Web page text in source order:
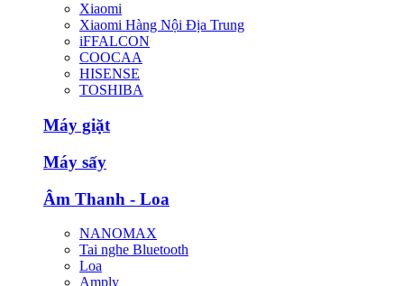
Xiaomi
Xiaomi Hàng Nội Địa Trung
iFFALCON
COOCAA
HISENSE
TOSHIBA
Máy giặt
Máy sấy
Âm Thanh - Loa
NANOMAX
Tai nghe Bluetooth
Loa
Amply